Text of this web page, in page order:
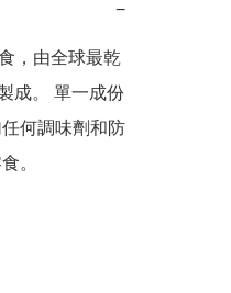
−
，由全球最乾
成。 單一成份
何調味劑和防
。